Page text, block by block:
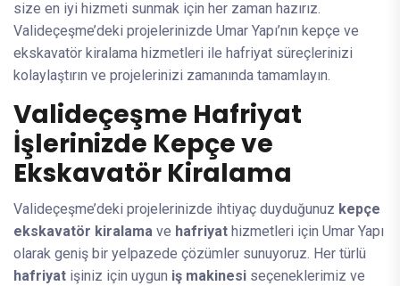
size en iyi hizmeti sunmak için her zaman hazırız.
Valideçeşme’deki projelerinizde Umar Yapı’nın kepçe ve
ekskavatör kiralama hizmetleri ile hafriyat süreçlerinizi
kolaylaştırın ve projelerinizi zamanında tamamlayın.
Valideçeşme Hafriyat
İşlerinizde Kepçe ve
Ekskavatör Kiralama
Valideçeşme’deki projelerinizde ihtiyaç duyduğunuz kepçe
ekskavatör kiralama ve hafriyat hizmetleri için Umar Yapı
olarak geniş bir yelpazede çözümler sunuyoruz. Her türlü
hafriyat işiniz için uygun iş makinesi seçeneklerimiz ve